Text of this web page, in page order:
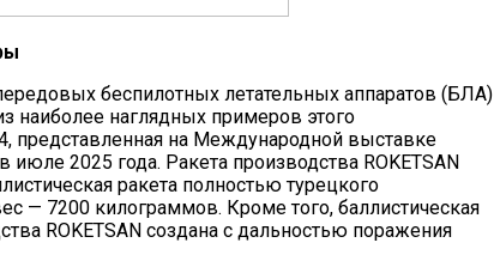
беспилотных летательных аппаратов (БЛА)
наиболее наглядных примеров этого
представленная на Международной выставке
2025 года. Ракета производства ROKETSAN
ракета полностью турецкого
— 7200 килограммов. Кроме того, баллистическая
ROKETSAN создана с дальностью поражения